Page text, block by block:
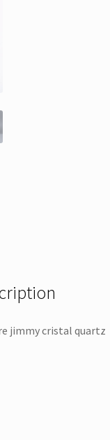
jimmy cristal quartz